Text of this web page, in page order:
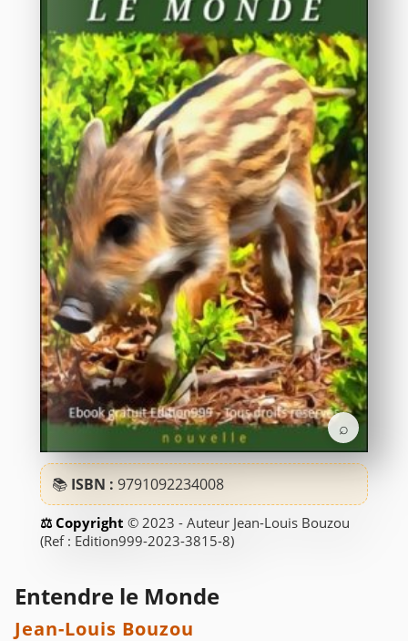
⌕
📚 ISBN : 9791092234008
© 2023 - Auteur Jean-Louis Bouzou
(Ref : Edition999-2023-3815-8)
Entendre le Monde
Jean-Louis Bouzou